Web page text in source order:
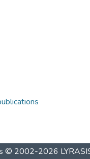
© 2002-2026